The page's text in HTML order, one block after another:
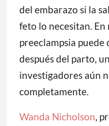
del embarazo si la
feto lo necesitan. En
preeclampsia
después del parto,
investigadores aún
completamente.
Wanda Nicholson,